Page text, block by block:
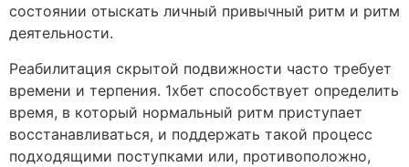
состоянии отыскать личный привычный ритм и ритм
деятельности.
Реабилитация скрытой подвижности часто требует
времени и терпения. 1хбет способствует определить
время, в который нормальный ритм приступает
восстанавливаться, и поддержать такой процесс
подходящими поступками или, противоположно,